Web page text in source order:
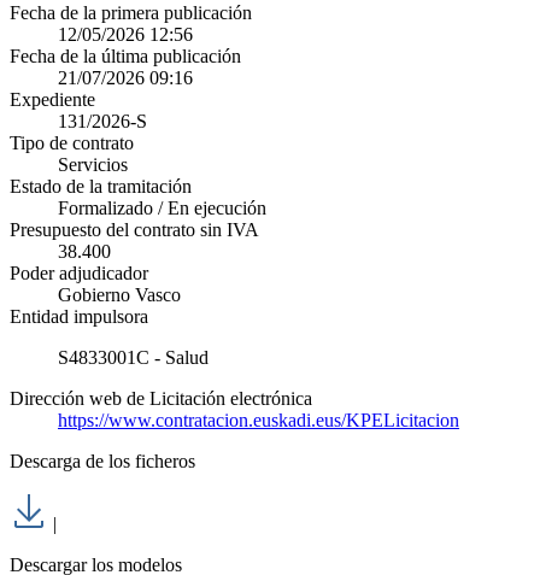
Fecha de la primera publicación
12/05/2026 12:56
Fecha de la última publicación
21/07/2026 09:16
Expediente
131/2026-S
Tipo de contrato
Servicios
Estado de la tramitación
Formalizado / En ejecución
Presupuesto del contrato sin IVA
38.400
Poder adjudicador
Gobierno Vasco
Entidad impulsora
S4833001C - Salud
Dirección web de Licitación electrónica
https://www.contratacion.euskadi.eus/KPELicitacion
Descarga de los ficheros
|
Descargar los modelos